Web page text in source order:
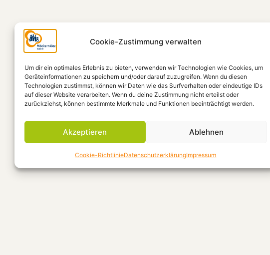
Cookie-Zustimmung verwalten
Um dir ein optimales Erlebnis zu bieten, verwenden wir Technologien wie Cookies, um
Geräteinformationen zu speichern und/oder darauf zuzugreifen. Wenn du diesen
Technologien zustimmst, können wir Daten wie das Surfverhalten oder eindeutige IDs
auf dieser Website verarbeiten. Wenn du deine Zustimmung nicht erteilst oder
zurückziehst, können bestimmte Merkmale und Funktionen beeinträchtigt werden.
Akzeptieren Ablehnen
Cookie-RichtlinieDatenschutzerklärungImpressum